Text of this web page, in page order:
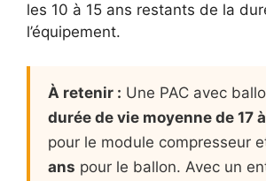
les 10 à 15 ans restants de la
l’équipement.
À retenir : Une PAC avec
durée de vie moyenne de 17
pour le module compresseur
ans pour le ballon. Avec un